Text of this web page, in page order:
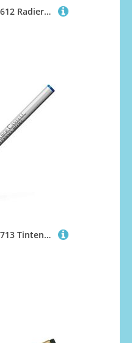
FABER-CASTELL 185612 Radierstift PERFECTION
FABER-CASTELL 148713 Tintenrollermine Ersatz blau Keramik